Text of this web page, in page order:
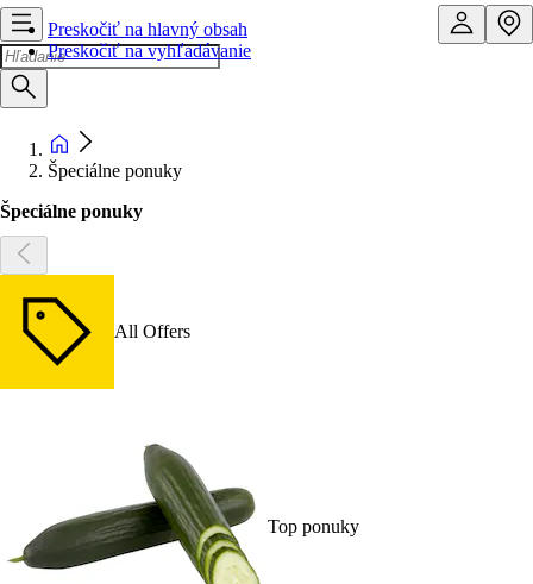
Preskočiť na hlavný obsah
Preskočiť na vyhľadávanie
Špeciálne ponuky
Špeciálne ponuky
All Offers
Top ponuky